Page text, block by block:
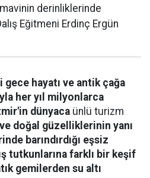
derinliklerinde
Eğitmeni Erdinç Ergün
gece hayatı ve antik çağa
her yıl milyonlarca
dünyaca ünlü turizm
doğal güzelliklerinin yanı
barındırdığı eşsiz
tutkunlarına farklı bir keşif
gemilerden su altı